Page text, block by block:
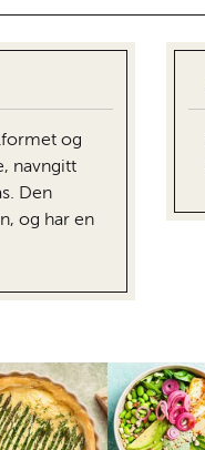
og
navngitt
Den
og har en